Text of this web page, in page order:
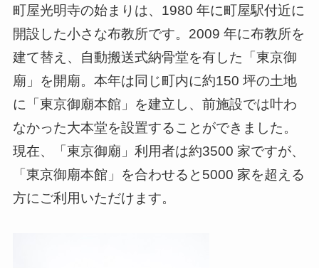
町屋光明寺の始まりは、1980 年に町屋駅付近に
開設した小さな布教所です。2009 年に布教所を
建て替え、自動搬送式納骨堂を有した「東京御
廟」を開廟。本年は同じ町内に約150 坪の土地
に「東京御廟本館」を建立し、前施設では叶わ
なかった大本堂を設置することができました。
現在、「東京御廟」利用者は約3500 家ですが、
「東京御廟本館」を合わせると5000 家を超える
方にご利用いただけます。